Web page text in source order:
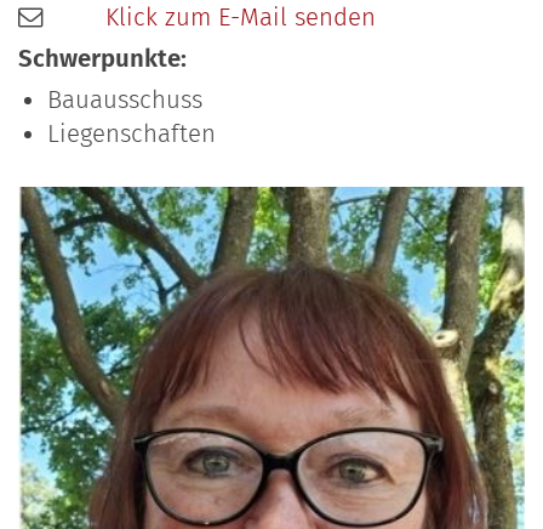
Klick zum E-Mail senden
Schwerpunkte:
Bauausschuss
Liegenschaften